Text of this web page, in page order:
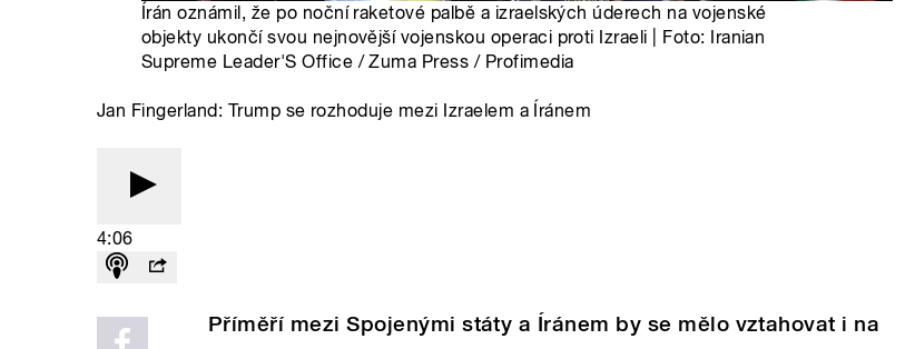
Írán oznámil, že po noční raketové palbě a izraelských úderech na vojenské
objekty ukončí svou nejnovější vojenskou operaci proti Izraeli | Foto: Iranian
Supreme Leader'S Office / Zuma Press / Profimedia
Jan Fingerland: Trump se rozhoduje mezi Izraelem a Íránem
4:06
Příměří mezi Spojenými státy a Íránem by se mělo vztahovat i na